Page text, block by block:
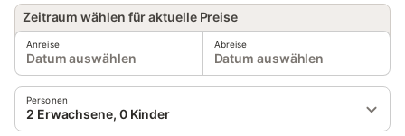
Zeitraum wählen für aktuelle Preise
Anreise
Datum auswählen
Abreise
Datum auswählen
Personen
2 Erwachsene, 0 Kinder